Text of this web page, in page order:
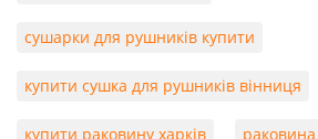
сушарки для рушників купити
купити сушка для рушників вінниця
купити раковину харків раковина